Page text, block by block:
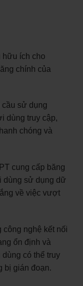
hữu ích cho
chính của
cầu sử dụng
dùng truy cập,
chóng và
cung cấp băng
dùng sử dụng dữ
về việc vượt
công nghệ kết nối
ổn định và
có thể truy
bị gián đoạn.